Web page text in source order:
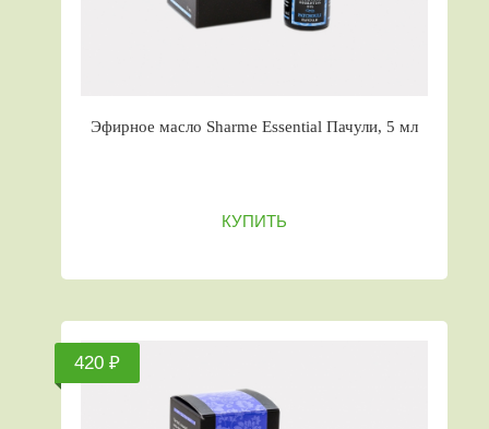
Эфирное масло Sharme Essential Пачули, 5 мл
КУПИТЬ
420 ₽